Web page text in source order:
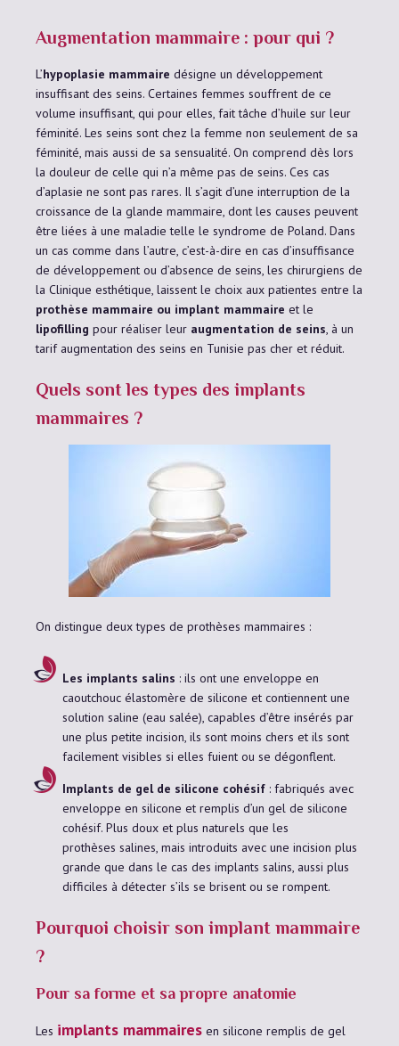
Augmentation mammaire : pour qui ?
L’hypoplasie mammaire désigne un développement
insuffisant des seins. Certaines femmes souffrent de ce
volume insuffisant, qui pour elles, fait tâche d’huile sur leur
féminité. Les seins sont chez la femme non seulement de sa
féminité, mais aussi de sa sensualité. On comprend dès lors
la douleur de celle qui n’a même pas de seins. Ces cas
d’aplasie ne sont pas rares. Il s’agit d’une interruption de la
croissance de la glande mammaire, dont les causes peuvent
être liées à une maladie telle le syndrome de Poland. Dans
un cas comme dans l’autre, c’est-à-dire en cas d’insuffisance
de développement ou d’absence de seins, les chirurgiens de
la Clinique esthétique, laissent le choix aux patientes entre la
prothèse mammaire ou implant mammaire et le
lipofilling pour réaliser leur augmentation de seins, à un
tarif augmentation des seins en Tunisie pas cher et réduit.
Quels sont les types des implants
mammaires ?
On distingue deux types de prothèses mammaires :
Les implants salins : ils ont une enveloppe en
caoutchouc élastomère de silicone et contiennent une
solution saline (eau salée), capables d’être insérés par
une plus petite incision, ils sont moins chers et ils sont
facilement visibles si elles fuient ou se dégonflent.
Implants de gel de silicone cohésif : fabriqués avec
enveloppe en silicone et remplis d’un gel de silicone
cohésif. Plus doux et plus naturels que les
prothèses salines, mais introduits avec une incision plus
grande que dans le cas des implants salins, aussi plus
difficiles à détecter s’ils se brisent ou se rompent.
Pourquoi choisir son implant mammaire
?
Pour sa forme et sa propre anatomie
Les implants mammaires en silicone remplis de gel